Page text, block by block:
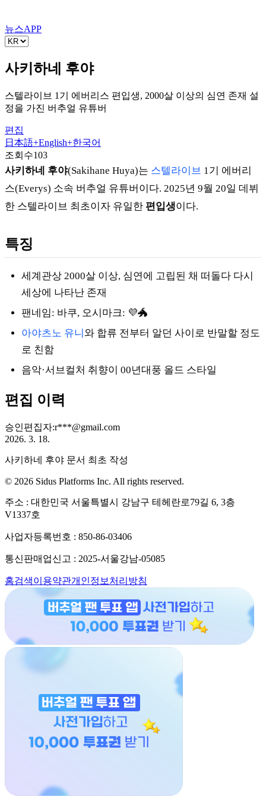
뉴스APP
사키하네 후야
스텔라이브 1기 에버리스 편입생, 2000살 이상의 심연 존재 설
정을 가진 버추얼 유튜버
편집
日本語+English+한국어
조회수103
사키하네 후야(Sakihane Huya)는 스텔라이브 1기 에버리
스(Everys) 소속 버추얼 유튜버이다. 2025년 9월 20일 데뷔
한 스텔라이브 최초이자 유일한 편입생이다.
특징
세계관상 2000살 이상, 심연에 고립된 채 떠돌다 다시
세상에 나타난 존재
팬네임: 바쿠, 오시마크: 💜🐲
아야츠노 유니 와 합류 전부터 알던 사이로 반말할 정도
로 친함
음악·서브컬처 취향이 00년대풍 올드 스타일
편집 이력
승인편집자:r***@gmail.com
2026. 3. 18.
사키하네 후야 문서 최초 작성
© 2026 Sidus Platforms Inc. All rights reserved.
주소 : 대한민국 서울특별시 강남구 테헤란로79길 6, 3층
V1337호
사업자등록번호 : 850-86-03406
통신판매업신고 : 2025-서울강남-05085
홈검색이용약관개인정보처리방침